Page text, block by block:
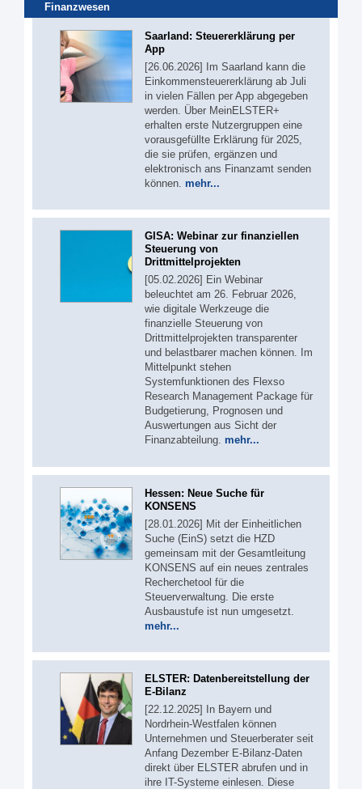
Finanzwesen
Saarland: Steuererklärung per
App
[26.06.2026] Im Saarland kann die
Einkommensteuererklärung ab Juli
in vielen Fällen per App abgegeben
werden. Über MeinELSTER+
erhalten erste Nutzergruppen eine
vorausgefüllte Erklärung für 2025,
die sie prüfen, ergänzen und
elektronisch ans Finanzamt senden
können. mehr...
GISA: Webinar zur finanziellen
Steuerung von
Drittmittelprojekten
[05.02.2026] Ein Webinar
beleuchtet am 26. Februar 2026,
wie digitale Werkzeuge die
finanzielle Steuerung von
Drittmittelprojekten transparenter
und belastbarer machen können. Im
Mittelpunkt stehen
Systemfunktionen des Flexso
Research Management Package für
Budgetierung, Prognosen und
Auswertungen aus Sicht der
Finanzabteilung. mehr...
Hessen: Neue Suche für
KONSENS
[28.01.2026] Mit der Einheitlichen
Suche (EinS) setzt die HZD
gemeinsam mit der Gesamtleitung
KONSENS auf ein neues zentrales
Recherchetool für die
Steuerverwaltung. Die erste
Ausbaustufe ist nun umgesetzt.
mehr...
ELSTER: Datenbereitstellung der
E-Bilanz
[22.12.2025] In Bayern und
Nordrhein-Westfalen können
Unternehmen und Steuerberater seit
Anfang Dezember E-Bilanz-Daten
direkt über ELSTER abrufen und in
ihre IT-Systeme einlesen. Diese